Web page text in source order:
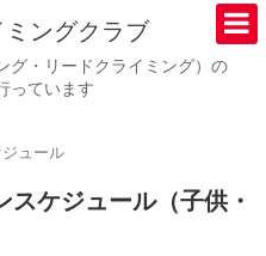
ングクラブ
グ・リードクライミング）の
っています
ジュール
ケジュール（子供・